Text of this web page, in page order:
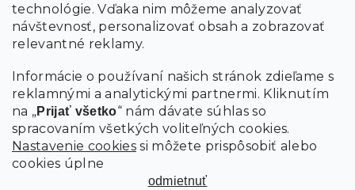
technológie. Vďaka nim môžeme analyzovať
návštevnosť, personalizovať obsah a zobrazovať
relevantné reklamy.
Informácie o používaní našich stránok zdieľame s
reklamnými a analytickými partnermi. Kliknutím
na „Prijať všetko“ nám dávate súhlas so
spracovaním všetkých voliteľných cookies.
Nastavenie cookies si môžete prispôsobiť alebo
cookies úplne
odmietnuť
PRIHLÁSIŤ SA